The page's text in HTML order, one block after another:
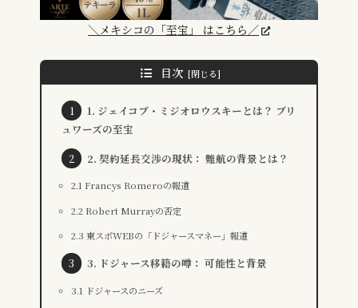
＼メキシコの「至宝」 はこちら／
目次
1. ジェイコブ・ミジオロウスキーとは？ ブリ
ュワーズの至宝
2. 契約延長交渉の現状： 難航の背景とは？
2.1 Francys Romeroの報道
2.2 Robert Murrayの否定
2.3 東スポWEBの「ドジャースマネー」報道
3. ドジャース移籍の噂： 可能性と背景
3.1 ドジャースのニーズ